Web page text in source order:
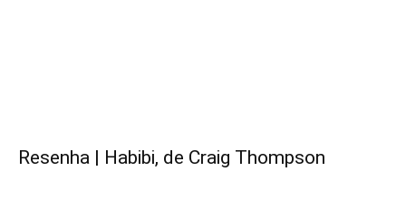
Resenha | Habibi, de Craig Thompson